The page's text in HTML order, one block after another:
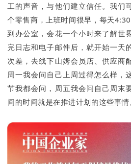
工的声音，与他们建立信任。我们
个零售商，上班时间很早，每天
到办公室，会花一个小时来了解世
完日志和电子邮件后，就开始一天
次差，去线下山姆会员店、供应商
周一我会问自己上周过得怎么样，
节我都会问，周五我会问自己周末
间的时间就是在推进计划的这些事情